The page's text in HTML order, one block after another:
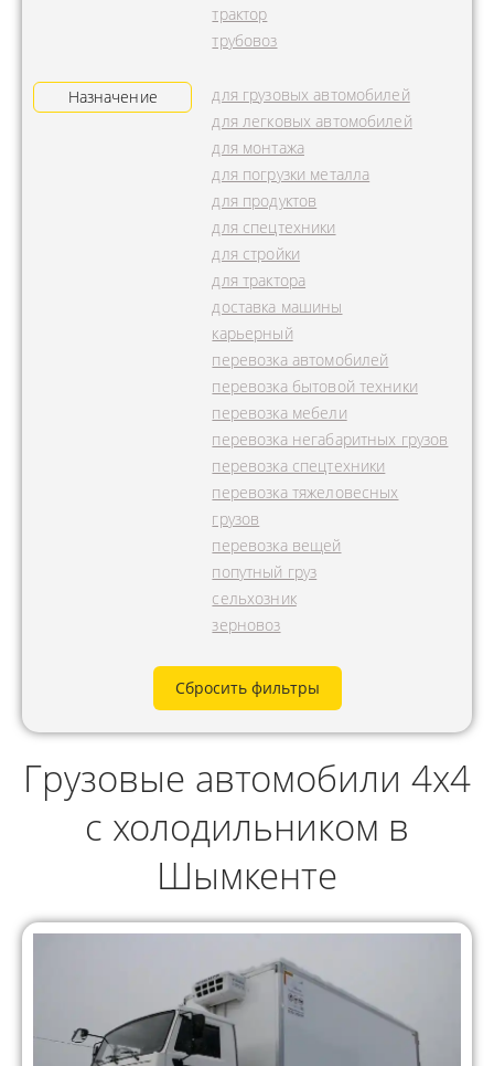
трактор
трубовоз
Назначение
для грузовых автомобилей
для легковых автомобилей
для монтажа
для погрузки металла
для продуктов
для спецтехники
для стройки
для трактора
доставка машины
карьерный
перевозка автомобилей
перевозка бытовой техники
перевозка мебели
перевозка негабаритных грузов
перевозка спецтехники
перевозка тяжеловесных
грузов
перевозка вещей
попутный груз
сельхозник
зерновоз
Сбросить фильтры
Грузовые автомобили 4x4
с холодильником в
Шымкенте